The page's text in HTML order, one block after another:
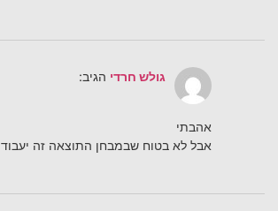
גולש חרדי הגיב:
אהבתי
אבל לא בטוח שבמבחן התוצאה זה יעבוד